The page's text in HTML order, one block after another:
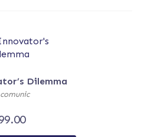
Dilemma